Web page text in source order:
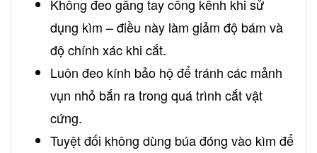
Không đeo găng tay cồng kềnh khi sử
dụng kìm – điều này làm giảm độ bám và
độ chính xác khi cắt.
Luôn đeo kính bảo hộ để tránh các mảnh
vụn nhỏ bắn ra trong quá trình cắt vật
cứng.
Tuyệt đối không dùng búa đóng vào kìm để